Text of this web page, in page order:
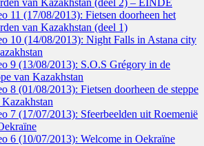
van Kazakhstan (deel 2) – EINDE
11 (17/08/2013): Fietsen doorheen het
van Kazakhstan (deel 1)
10 (14/08/2013): Night Falls in Astana city
9 (13/08/2013): S.O.S Grégory in de
van Kazakhstan
8 (01/08/2013): Fietsen doorheen de steppe
7 (17/07/2013): Sfeerbeelden uit Roemenië
6 (10/07/2013): Welcome in Oekraïne